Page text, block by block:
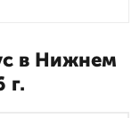
в Нижнем
г.